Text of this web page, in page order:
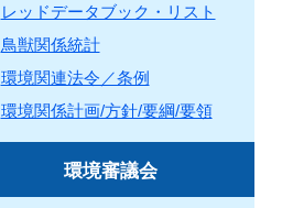
レッドデータブック・リスト
鳥獣関係統計
環境関連法令／条例
環境関係計画/方針/要綱/要領
環境審議会